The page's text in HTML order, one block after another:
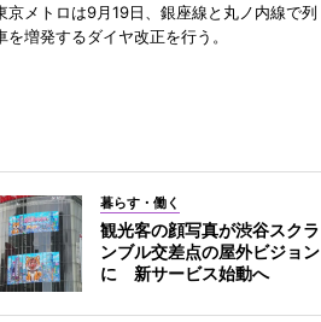
京メトロは9月19日、銀座線と丸ノ内線で列
を増発するダイヤ改正を行う。
暮らす・働く
観光客の顔写真が渋谷スクラ
ンブル交差点の屋外ビジョン
に 新サービス始動へ